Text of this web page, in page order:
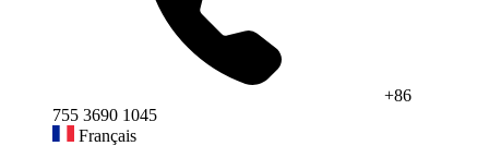
+86
755 3690 1045
Français